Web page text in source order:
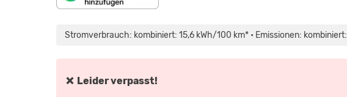
Stromverbrauch: kombiniert: 15,6 kWh/100 km* • Emissionen:
❌ Leider verpasst!
MAPS.GOOGLE.DE
ANZEIGEN
TECH
SO
RENAULTS
ID.3-